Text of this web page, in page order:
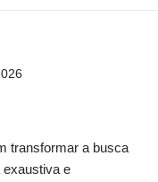
transformar a busca
exaustiva e